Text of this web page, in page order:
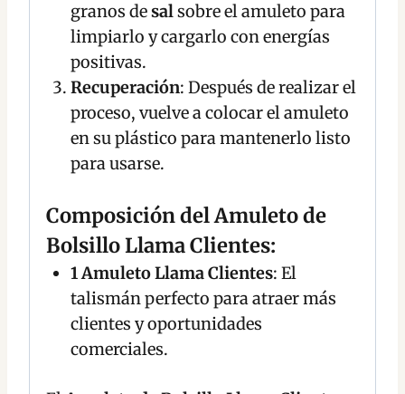
granos desalsobre el amuleto para
limpiarlo y cargarlo con energías
positivas.
Recuperación: Después de realizar el
proceso, vuelve a colocar el amuleto
en su plástico para mantenerlo listo
para usarse.
Composición del Amuleto de
Bolsillo Llama Clientes:
1 Amuleto Llama Clientes: El
talismán perfecto para atraer más
clientes y oportunidades
comerciales.